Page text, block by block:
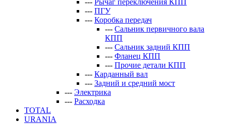
--- Рычаг переключения КПП
--- ПГУ
--- Коробка передач
--- Сальник первичного вала
КПП
--- Сальник задний КПП
--- Фланец КПП
--- Прочие детали КПП
--- Карданный вал
--- Задний и средний мост
--- Электрика
--- Расходка
TOTAL
URANIA